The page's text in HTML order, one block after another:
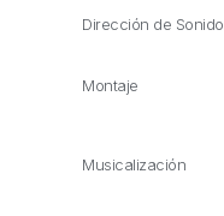
Dirección de Sonido
Montaje
Musicalización